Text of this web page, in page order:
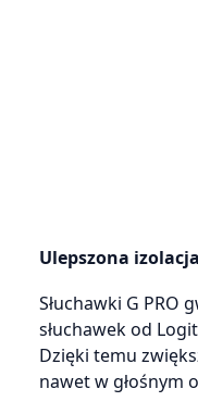
Ulepszona
Słuchawki G
słuchawek od
Dzięki temu
nawet w głośnym